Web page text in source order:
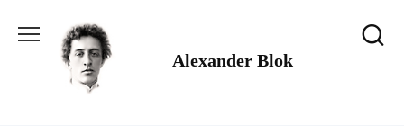
contenuto
Alexander Blok